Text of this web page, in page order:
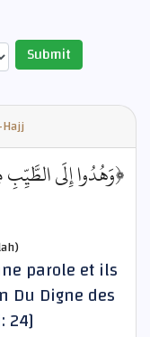
Submit
﴿وَهُدُوا إِلَى
parole et ils
Du Digne des
: 24]